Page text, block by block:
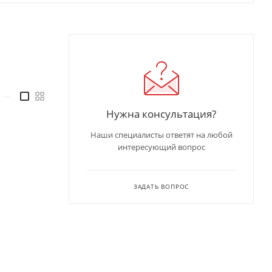
Нужна консультация?
Наши специалисты ответят на любой
интересующий вопрос
ЗАДАТЬ ВОПРОС